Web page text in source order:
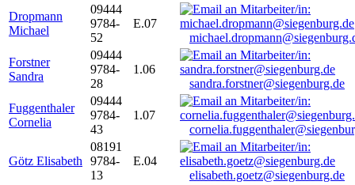
Dropmann
Michael
09444
9784-
52
E.07
Forstner
Sandra
09444
9784-
28
1.06
sandra.forstner@siegenburg.de
Fuggenthaler
Cornelia
09444
9784-
43
1.07
Götz Elisabeth
08191
9784-
13
E.04
elisabeth.goetz@siegenburg.de